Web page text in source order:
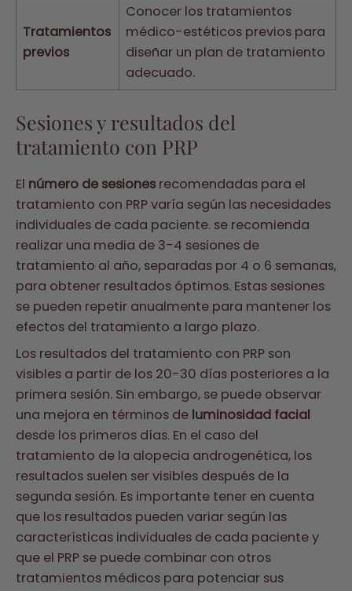
Tratamientos
previos
Conocer los tratamientos
médico-estéticos previos para
diseñar un plan de tratamiento
adecuado.
Sesiones y resultados del
tratamiento con PRP
El número de sesiones recomendadas para el
tratamiento con PRP varía según las necesidades
individuales de cada paciente. se recomienda
realizar una media de 3-4 sesiones de
tratamiento al año, separadas por 4 o 6 semanas,
para obtener resultados óptimos. Estas sesiones
se pueden repetir anualmente para mantener los
efectos del tratamiento a largo plazo.
Los resultados del tratamiento con PRP son
visibles a partir de los 20-30 días posteriores a la
primera sesión. Sin embargo, se puede observar
una mejora en términos de luminosidad facial
desde los primeros días. En el caso del
tratamiento de la alopecia androgenética, los
resultados suelen ser visibles después de la
segunda sesión. Es importante tener en cuenta
que los resultados pueden variar según las
características individuales de cada paciente y
que el PRP se puede combinar con otros
tratamientos médicos para potenciar sus